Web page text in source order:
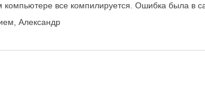
компьютере все компилируется. Ошибка была в
Александр